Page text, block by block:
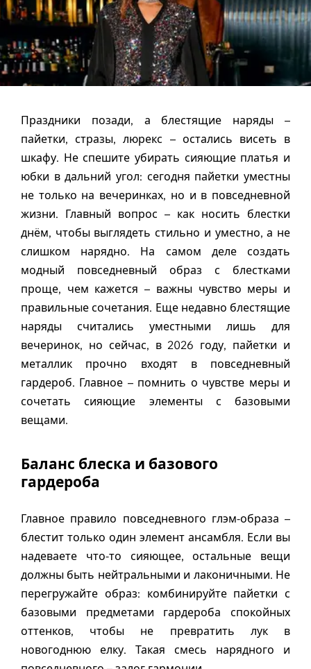
Праздники позади, а блестящие наряды –
пайетки, стразы, люрекс – остались висеть в
шкафу. Не спешите убирать сияющие платья и
юбки в дальний угол: сегодня пайетки уместны
не только на вечеринках, но и в повседневной
жизни. Главный вопрос – как носить блестки
днём, чтобы выглядеть стильно и уместно, а не
слишком нарядно. На самом деле создать
модный повседневный образ с блестками
проще, чем кажется – важны чувство меры и
правильные сочетания. Еще недавно блестящие
наряды считались уместными лишь для
вечеринок, но сейчас, в 2026 году, пайетки и
металлик прочно входят в повседневный
гардероб. Главное – помнить о чувстве меры и
сочетать сияющие элементы с базовыми
вещами.
Баланс блеска и базового
гардероба
Главное правило повседневного глэм-образа –
блестит только один элемент ансамбля. Если вы
надеваете что-то сияющее, остальные вещи
должны быть нейтральными и лаконичными. Не
перегружайте образ: комбинируйте пайетки с
базовыми предметами гардероба спокойных
оттенков, чтобы не превратить лук в
новогоднюю елку. Такая смесь нарядного и